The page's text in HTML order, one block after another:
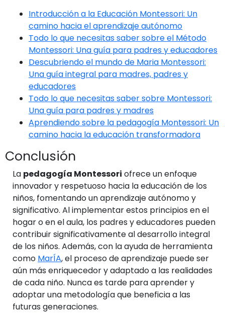
Introducción a la Educación Montessori: Un
camino hacia el aprendizaje autónomo
Todo lo que necesitas saber sobre el Método
Montessori: Una guía para padres y educadores
Descubriendo el mundo de Maria Montessori:
Una guía integral para madres, padres y
educadores
Todo lo que necesitas saber sobre Montessori:
Una guía para padres y madres
Aprendiendo sobre la pedagogía Montessori: Un
camino hacia la educación transformadora
Conclusión
La pedagogía Montessori ofrece un enfoque
innovador y respetuoso hacia la educación de los
niños, fomentando un aprendizaje autónomo y
significativo. Al implementar estos principios en el
hogar o en el aula, los padres y educadores pueden
contribuir significativamente al desarrollo integral
de los niños. Además, con la ayuda de herramienta
como MarÍA, el proceso de aprendizaje puede ser
aún más enriquecedor y adaptado a las realidades
de cada niño. Nunca es tarde para aprender y
adoptar una metodología que beneficia a las
futuras generaciones.